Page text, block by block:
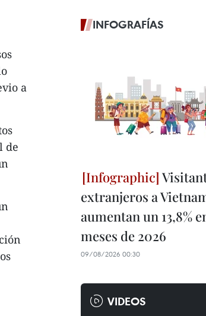
a
de
INFOGRAFÍAS
extranjeros a
aumentan un 13,8%
meses de 2026
09/08/2026 00:30
VIDEOS